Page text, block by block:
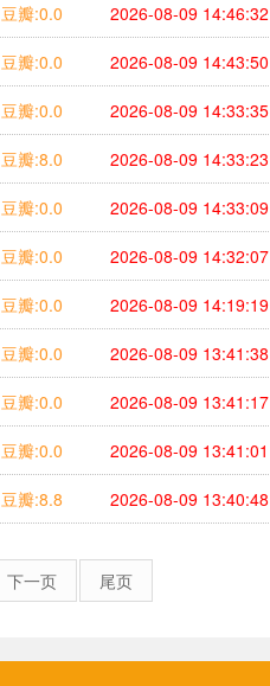
豆瓣:0.0 2026-08-09 14:46:32
豆瓣:0.0 2026-08-09 14:43:50
豆瓣:0.0 2026-08-09 14:33:35
豆瓣:8.0 2026-08-09 14:33:23
豆瓣:0.0 2026-08-09 14:33:09
豆瓣:0.0 2026-08-09 14:32:07
豆瓣:0.0 2026-08-09 14:19:19
豆瓣:0.0 2026-08-09 13:41:38
豆瓣:0.0 2026-08-09 13:41:17
豆瓣:0.0 2026-08-09 13:41:01
豆瓣:8.8 2026-08-09 13:40:48
下一页 尾页